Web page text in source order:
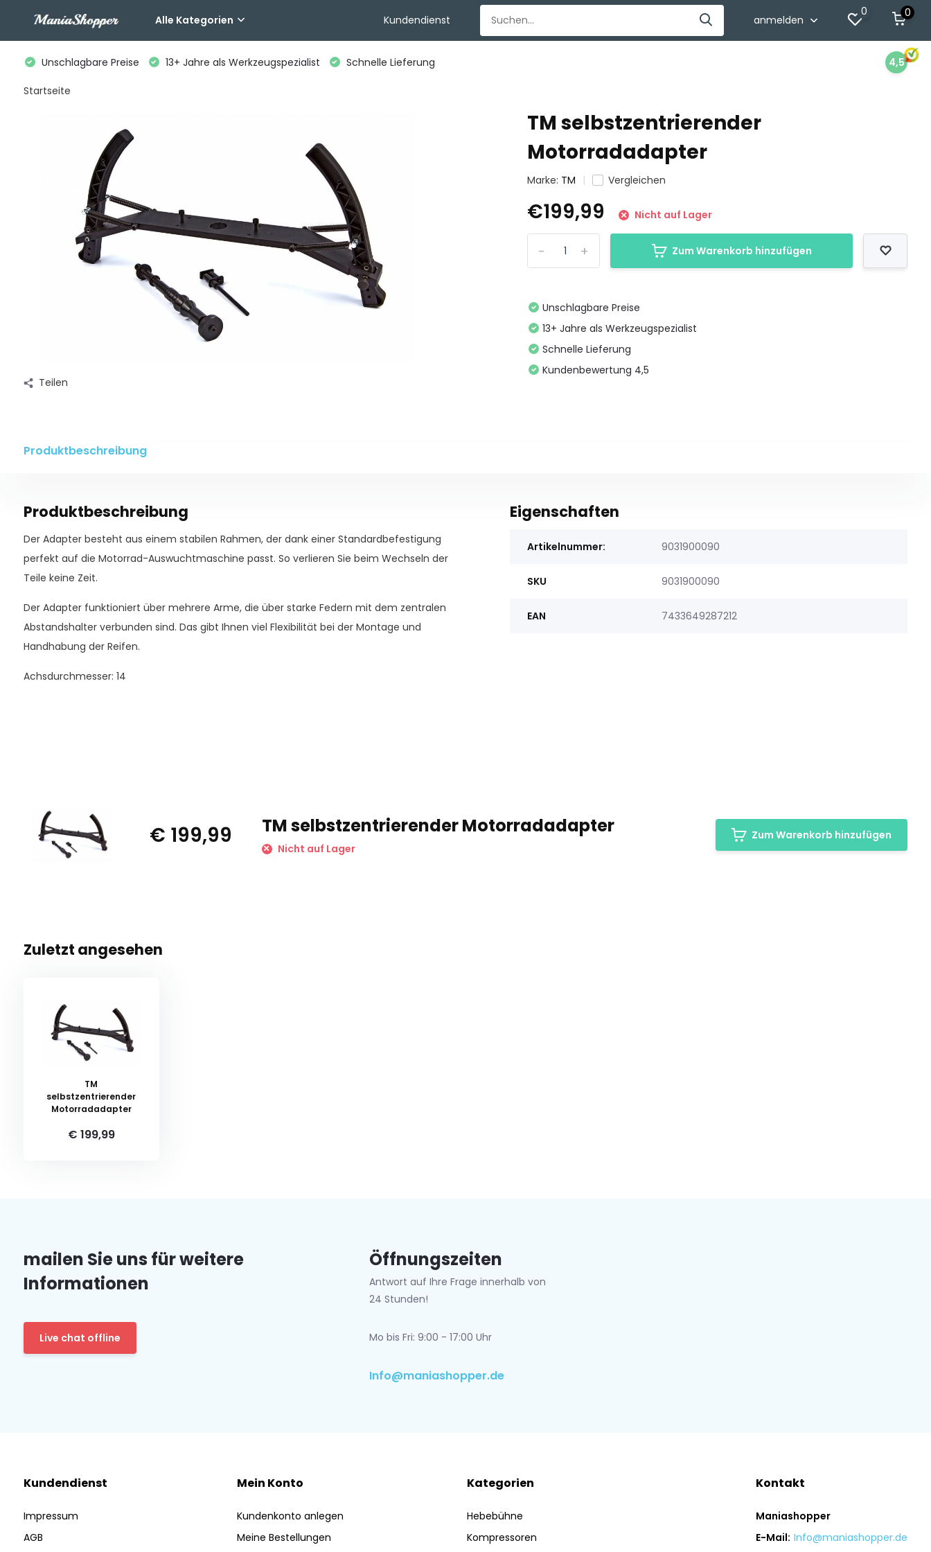
Alle Kategorien Kundendienst anmelden
0 0
Unschlagbare Preise 13+ Jahre als Werkzeugspezialist Schnelle Lieferung 4,5
Startseite
Teilen
TM selbstzentrierender
Motorradadapter
Marke: TM Vergleichen
€199,99 Nicht auf Lager
+
- Zum Warenkorb hinzufügen
Unschlagbare Preise
13+ Jahre als Werkzeugspezialist
Schnelle Lieferung
Kundenbewertung 4,5
Produktbeschreibung
Produktbeschreibung
Der Adapter besteht aus einem stabilen Rahmen, der dank einer Standardbefestigung
perfekt auf die Motorrad-Auswuchtmaschine passt. So verlieren Sie beim Wechseln der
Teile keine Zeit.
Der Adapter funktioniert über mehrere Arme, die über starke Federn mit dem zentralen
Abstandshalter verbunden sind. Das gibt Ihnen viel Flexibilität bei der Montage und
Handhabung der Reifen.
Achsdurchmesser: 14
Eigenschaften
Artikelnummer: 9031900090
SKU 9031900090
EAN 7433649287212
€ 199,99 TM selbstzentrierender Motorradadapter
Nicht auf Lager
Zum Warenkorb hinzufügen
Zuletzt angesehen
TM
selbstzentrierender
Motorradadapter
€ 199,99
mailen Sie uns für weitere
Informationen
Live chat offline
Öffnungszeiten
Antwort auf Ihre Frage innerhalb von
24 Stunden!
Mo bis Fri: 9:00 - 17:00 Uhr
Info@maniashopper.de
Kundendienst
Impressum
AGB
Mein Konto
Kundenkonto anlegen
Meine Bestellungen
Kategorien
Hebebühne
Kompressoren
Kontakt
Maniashopper
E-Mail: Info@maniashopper.de